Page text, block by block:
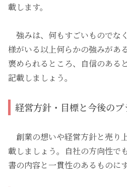
載します。
強みは、何もすごいものでな
様がいる以上何らかの強みがあ
褒められるところ、自信のある
記載しましょう。
経営方針・目標と今後のプ
創業の想いや経営方針と売り
載しましょう。自社の方向性で
書の内容と一貫性のあるものに